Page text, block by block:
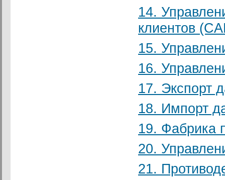
14.
клиентов
15.
16.
17. Экспорт
18. Импорт
19. Фабрика
20.
21.